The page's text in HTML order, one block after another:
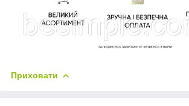
Приховати